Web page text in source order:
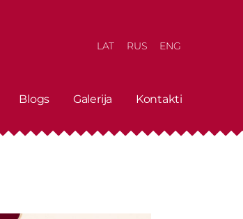
Blogs Galerija Kontakti
LAT RUS ENG